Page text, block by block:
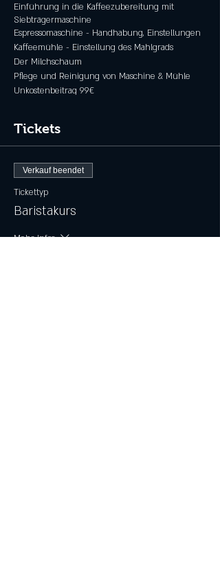
Einführung in die Kaffeezubereitung mit
Siebträgermaschine
Espressomaschine - Handhabung, Einstellungen
Kaffeemühle - Einstellung des Mahlgrads
Der Milchschaum
Pflege und Reinigung von Maschine & Mühle
Unkostenbeitrag 99€
Tickets
Verkauf beendet
Tickettyp
Baristakurs
Mehr Infos